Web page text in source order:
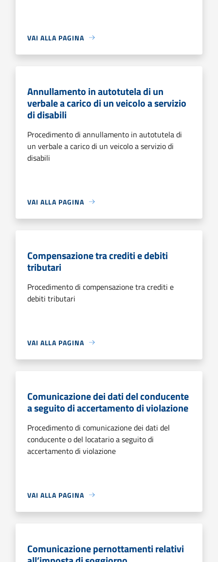
VAI ALLA PAGINA
Annullamento in autotutela di un
verbale a carico di un veicolo a servizio
di disabili
Procedimento di annullamento in autotutela di
un verbale a carico di un veicolo a servizio di
disabili
VAI ALLA PAGINA
Compensazione tra crediti e debiti
tributari
Procedimento di compensazione tra crediti e
debiti tributari
VAI ALLA PAGINA
Comunicazione dei dati del conducente
a seguito di accertamento di violazione
Procedimento di comunicazione dei dati del
conducente o del locatario a seguito di
accertamento di violazione
VAI ALLA PAGINA
Comunicazione pernottamenti relativi